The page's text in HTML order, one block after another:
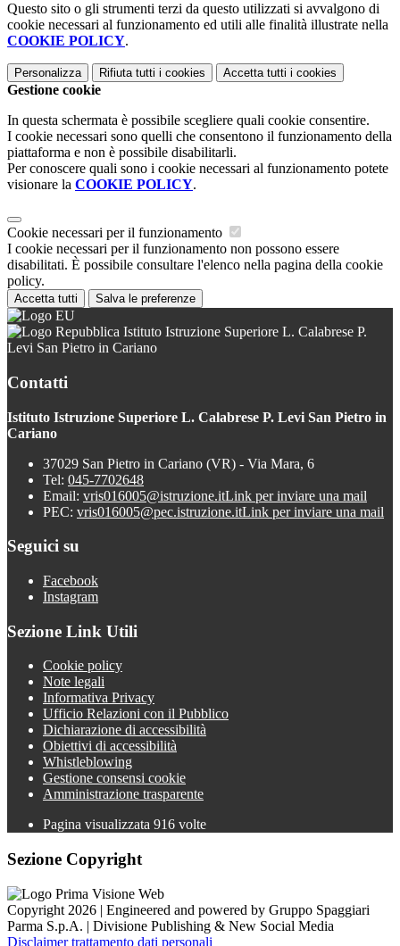
Questo sito o gli strumenti terzi da questo utilizzati si avvalgono di
cookie necessari al funzionamento ed utili alle finalità illustrate nella
COOKIE POLICY.
Personalizza Rifiuta tutti i cookies Accetta tutti i cookies
Gestione cookie
In questa schermata è possibile scegliere quali cookie consentire.
I cookie necessari sono quelli che consentono il funzionamento della
piattaforma e non è possibile disabilitarli.
Per conoscere quali sono i cookie necessari al funzionamento potete
visionare la COOKIE POLICY.
Cookie necessari per il funzionamento
I cookie necessari per il funzionamento non possono essere
disabilitati. È possibile consultare l'elenco nella pagina della cookie
policy.
Accetta tutti Salva le preferenze
Istituto Istruzione Superiore L. Calabrese P.
Levi San Pietro in Cariano
Contatti
Istituto Istruzione Superiore L. Calabrese P. Levi San Pietro in
Cariano
37029 San Pietro in Cariano (VR) - Via Mara, 6
Tel: 045-7702648
Email: vris016005@istruzione.itLink per inviare una mail
PEC: vris016005@pec.istruzione.itLink per inviare una mail
Seguici su
Facebook
Instagram
Sezione Link Utili
Cookie policy
Note legali
Informativa Privacy
Ufficio Relazioni con il Pubblico
Dichiarazione di accessibilità
Obiettivi di accessibilità
Whistleblowing
Gestione consensi cookie
Amministrazione trasparente
Pagina visualizzata 916 volte
Sezione Copyright
Copyright 2026 | Engineered and powered by Gruppo Spaggiari
Parma S.p.A. | Divisione Publishing & New Social Media
Disclaimer trattamento dati personali